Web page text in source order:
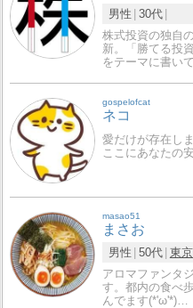
男性 30代
株式投資の独自
新。「勝てる投
をテーマに書い
gospelofcat
ネコ
愛だけが存在し
ここにあなたの
masao51
まさお
男性 50代 東
アロマファンタ
す。都内の食べ
んでます(*'ω'*)…